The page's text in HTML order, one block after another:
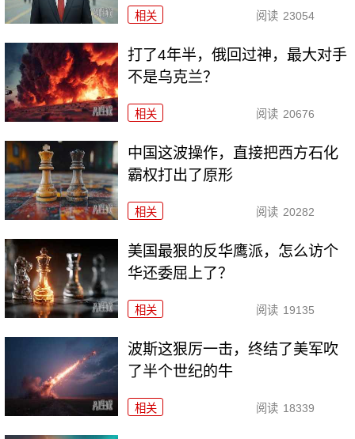
相关 阅读 23054
打了4年半，俄回过神，最大对手
不是乌克兰？
相关 阅读 20676
中国这波操作，直接把西方石化
霸权打出了原形
相关 阅读 20282
美国最狠的反华鹰派，怎么访个
华还委屈上了？
相关 阅读 19135
波斯这狠厉一击，终结了美军吹
了半个世纪的牛
相关 阅读 18339